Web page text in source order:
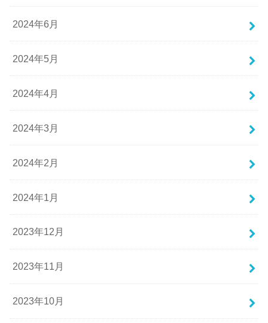
2024年6月
2024年5月
2024年4月
2024年3月
2024年2月
2024年1月
2023年12月
2023年11月
2023年10月